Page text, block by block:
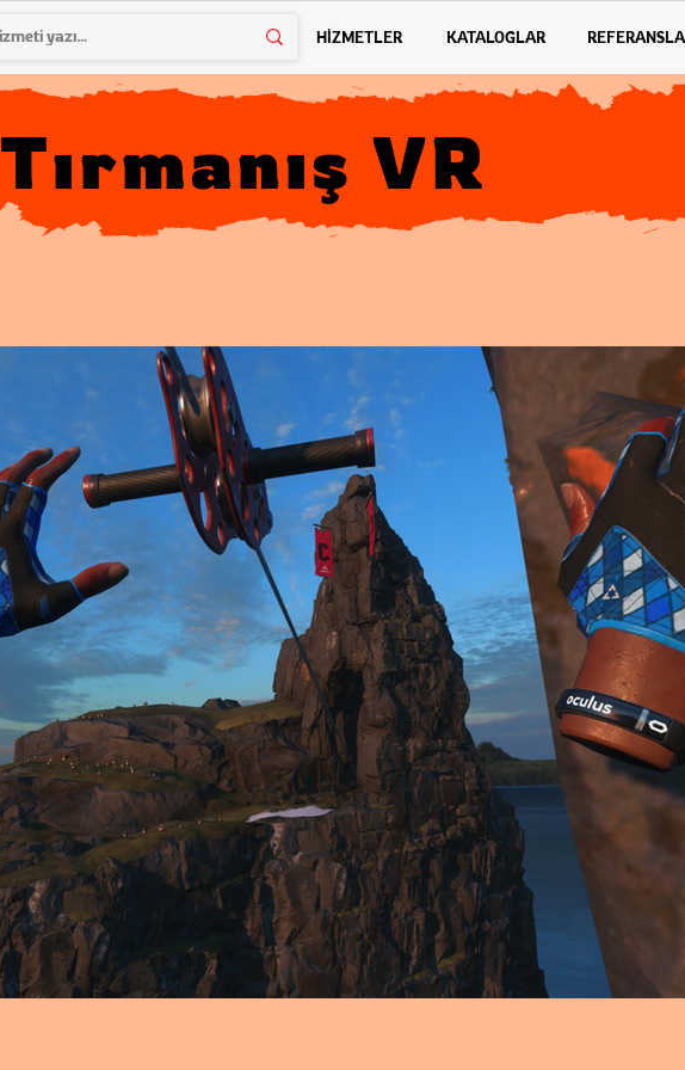
HİZMETLER KATALOGLAR
Tırmanış VR